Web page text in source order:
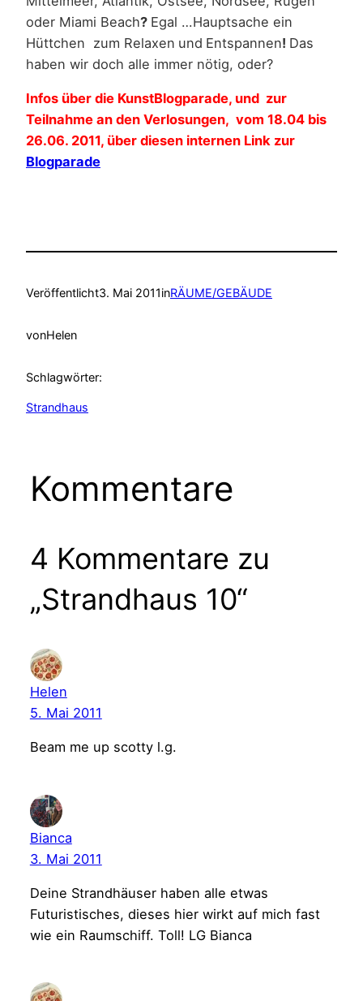
oder Miami Beach? Egal …Hauptsache ein
Hüttchen zum Relaxen und Entspannen! Das
haben wir doch alle immer nötig, oder?
Infos über die KunstBlogparade, und zur
Teilnahme an den Verlosungen, vom 18.04 bis
26.06. 2011, über diesen internen Link zur
Blogparade
Veröffentlicht3. Mai 2011inRÄUME/GEBÄUDE
vonHelen
Schlagwörter:
Strandhaus
Kommentare
4 Kommentare zu
„Strandhaus 10“
Helen
5. Mai 2011
Beam me up scotty l.g.
Bianca
3. Mai 2011
Deine Strandhäuser haben alle etwas
Futuristisches, dieses hier wirkt auf mich fast
wie ein Raumschiff. Toll! LG Bianca